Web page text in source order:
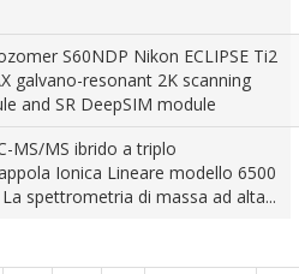
S60NDP Nikon ECLIPSE Ti2
galvano-resonant 2K scanning
and SR DeepSIM module
MS/MS ibrido a triplo
Ionica Lineare modello 6500
spettrometria di massa ad alta...